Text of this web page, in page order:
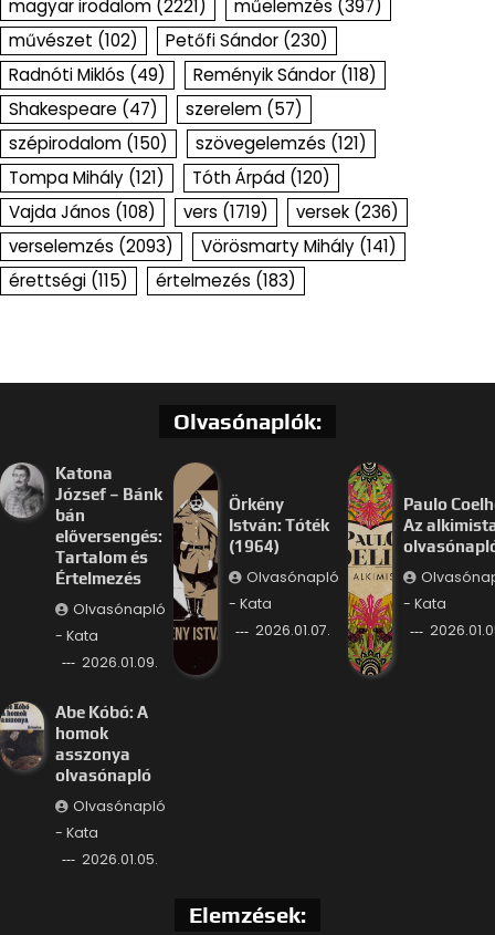
magyar irodalom (2221) műelemzés (397)
művészet (102) Petőfi Sándor (230)
Radnóti Miklós (49) Reményik Sándor (118)
Shakespeare (47) szerelem (57)
szépirodalom (150) szövegelemzés (121)
Tompa Mihály (121) Tóth Árpád (120)
Vajda János (108) vers (1719) versek (236)
verselemzés (2093) Vörösmarty Mihály (141)
érettségi (115) értelmezés (183)
Olvasónaplók:
Katona
József – Bánk
bán
előversengés:
Tartalom és
Értelmezés
Olvasónapló
- Kata
2026.01.09.
Örkény
István: Tóték
(1964)
Olvasónapló
- Kata
2026.01.07.
Paulo
Az
- Kata
Abe Kóbó: A
homok
asszonya
olvasónapló
Olvasónapló
- Kata
2026.01.05.
Elemzések: